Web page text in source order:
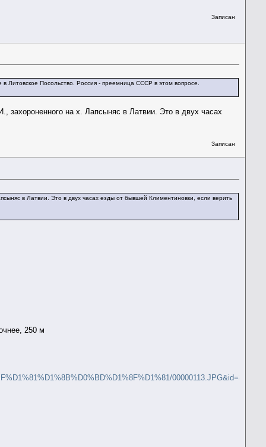
Записан
Литовское Посольство. Россия - преемница СССР в этом вопросе.
захороненного на х. Лапсыняс в Латвии. Это в двух часах
Записан
в Латвии. Это в двух часах езды от бывшей Климентиновки, если верить
250 м